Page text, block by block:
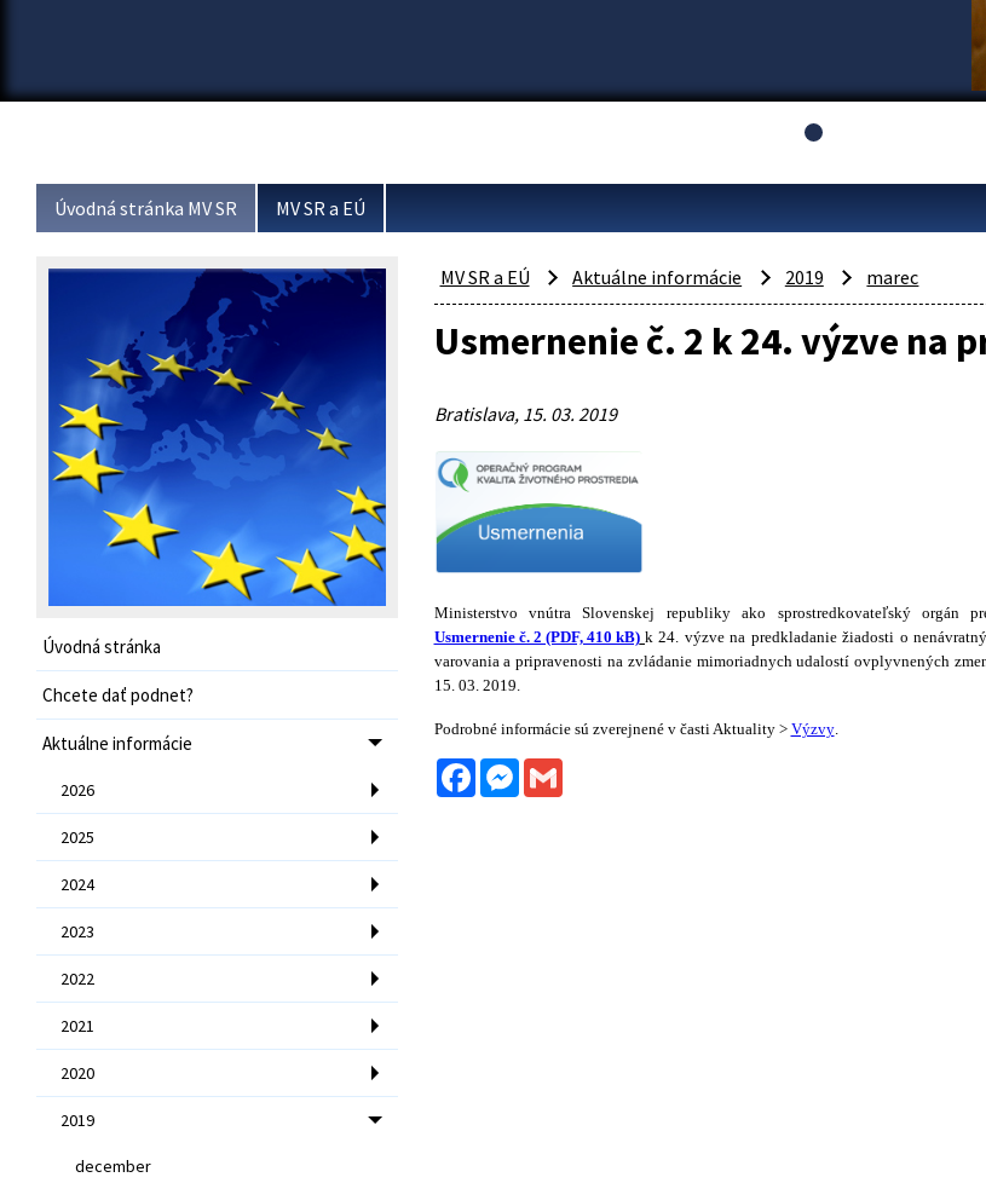
Úvodná stránka MV SR MV SR a EÚ
Úvodná stránka
Chcete dať podnet?
Aktuálne informácie
2026
2025
2024
2023
2022
2021
2020
2019
december
MV SR a EÚ Aktuálne informácie 2019 marec
Usmernenie č. 2 k 24. výzve na
Bratislava, 15. 03. 2019
Ministerstvo vnútra Slovenskej republiky ako sprostredkovateľský orgán
Usmernenie č. 2 (PDF, 410 kB) k 24. výzve na predkladanie žiadosti o
varovania a pripravenosti na zvládanie mimoriadnych udalostí ovplyvnených
15. 03. 2019.
Podrobné informácie sú zverejnené v časti Aktuality > Výzvy.
FacebookMessenger
Gmail